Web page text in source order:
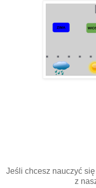
Jeśli chcesz nauczyć
z